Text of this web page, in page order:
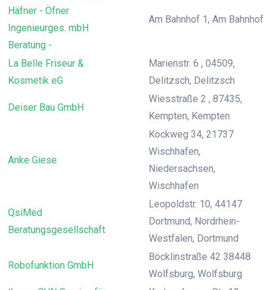
Häfner - Öfner
Ingenieurges. mbH
Beratung -
Am Bahnhof 1, Am Bahnhof
La Belle Friseur &
Kosmetik eG
Marienstr. 6 , 04509,
Delitzsch, Delitzsch
Deiser Bau GmbH
Wiesstraße 2 , 87435,
Kempten, Kempten
Anke Giese
Köckweg 34, 21737
Wischhafen,
Niedersachsen,
Wischhafen
QsiMed
Beratungsgesellschaft
Leopoldstr. 10, 44147
Dortmund, Nordrhein-
Westfalen, Dortmund
Robofunktion GmbH
Böcklinstraße 42 38448
Wolfsburg, Wolfsburg